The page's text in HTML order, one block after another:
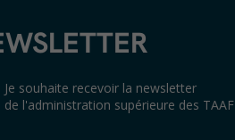
Je souhaite recevoir la newsletter
de l'administration supérieure des TAAF